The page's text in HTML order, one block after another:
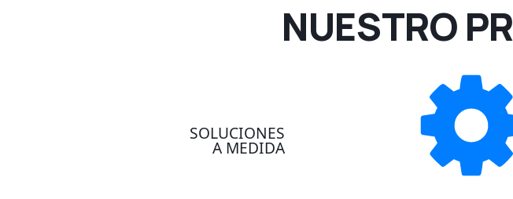
NUESTRO
SOLUCIONES
A MEDIDA